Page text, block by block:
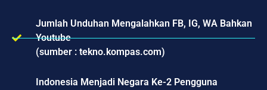
Jumlah Unduhan Mengalahkan FB, IG, WA Bahkan
Youtube
(sumber : tekno.kompas.com)
Indonesia Menjadi Negara Ke-2 Pengguna